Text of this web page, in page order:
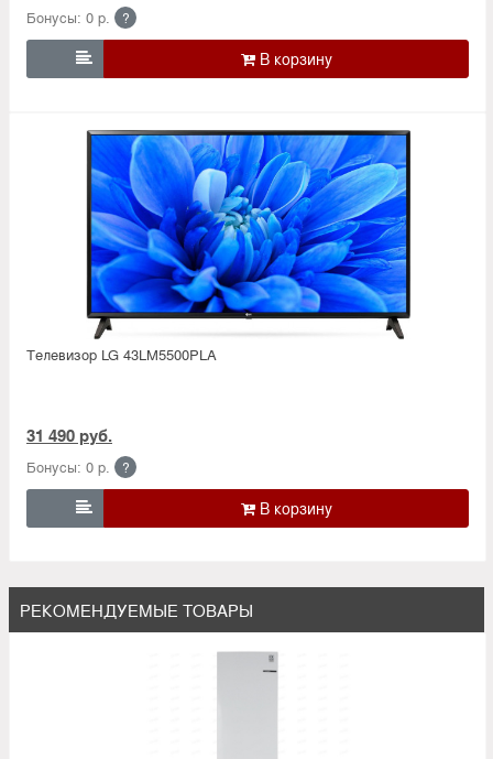
Бонусы: 0 р. ?

Телевизор LG 43LM5500PLA
31 490 руб.
Бонусы: 0 р. ?

РЕКОМЕНДУЕМЫЕ ТОВАРЫ